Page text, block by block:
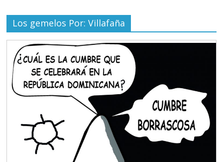
Los gemelos Por: Villafaña